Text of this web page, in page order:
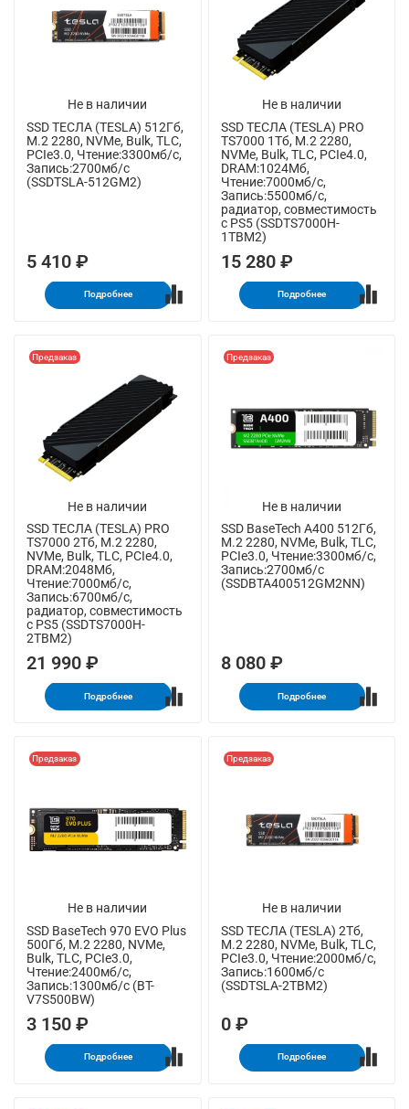
Не в наличии
SSD ТЕСЛА (TESLA) 512Гб,
M.2 2280, NVMe, Bulk, TLC,
PCIe3.0, Чтение:3300мб/с,
Запись:2700мб/с
(SSDTSLA-512GM2)
5 410 ₽
Подробнее
Не в наличии
SSD ТЕСЛА (TESLA) PRO
TS7000 1Тб, M.2 2280,
NVMe, Bulk, TLC, PCIe4.0,
DRAM:1024Мб,
Чтение:7000мб/с,
Запись:5500мб/с,
радиатор, совместимость
с PS5 (SSDTS7000H-
1TBM2)
15 280 ₽
Подробнее
Не в наличии
Предзаказ
SSD ТЕСЛА (TESLA) PRO
TS7000 2Тб, M.2 2280,
NVMe, Bulk, TLC, PCIe4.0,
DRAM:2048Мб,
Чтение:7000мб/с,
Запись:6700мб/с,
радиатор, совместимость
с PS5 (SSDTS7000H-
2TBM2)
21 990 ₽
Подробнее
Не в наличии
Предзаказ
SSD BaseTech A400 512Гб,
M.2 2280, NVMe, Bulk, TLC,
PCIe3.0, Чтение:3300мб/с,
Запись:2700мб/с
(SSDBTA400512GM2NN)
8 080 ₽
Подробнее
Не в наличии
Предзаказ
SSD BaseTech 970 EVO Plus
500Гб, M.2 2280, NVMe,
Bulk, TLC, PCIe3.0,
Чтение:2400мб/с,
Запись:1300мб/с (BT-
V7S500BW)
3 150 ₽
Подробнее
Не в наличии
Предзаказ
SSD ТЕСЛА (TESLA) 2Тб,
M.2 2280, NVMe, Bulk, TLC,
PCIe3.0, Чтение:2000мб/с,
Запись:1600мб/с
(SSDTSLA-2TBM2)
0 ₽
Подробнее